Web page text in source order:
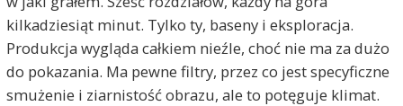
kilkadziesiąt minut. Tylko ty, baseny i eksploracja.
Produkcja wygląda całkiem nieźle, choć nie ma za dużo
do pokazania. Ma pewne filtry, przez co jest specyficzne
smużenie i ziarnistość obrazu, ale to potęguje klimat.